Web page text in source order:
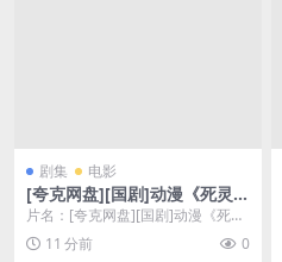
剧集 电影
[夸克网盘][国剧]动漫《死灵法
师 我即是天灾》（2026）动
片名：[夸克网盘][国剧]动漫《死灵
法师 我即是天灾》（2026）动
画 / 奇幻...
11 分前 0